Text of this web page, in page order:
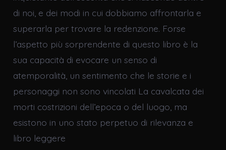
di noi, e dei modi in cui dobbiamo affrontarla e
superarla per trovare la redenzione. Forse
l’aspetto più sorprendente di questo libro è la
sua capacità di evocare un senso di
atemporalità, un sentimento che le storie e i
personaggi non sono vincolati La cavalcata dei
morti costrizioni dell’epoca o del luogo, ma
esistono in uno stato perpetuo di rilevanza e
libro leggere